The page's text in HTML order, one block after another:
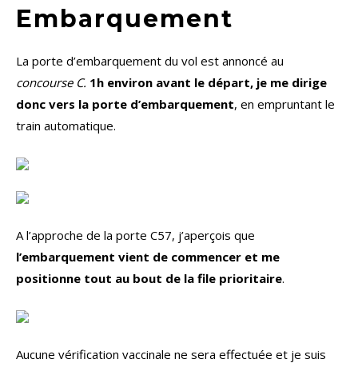
Embarquement
La porte d’embarquement du vol est annoncé au
concourse C. 1h environ avant le départ, je me dirige
donc vers la porte d’embarquement, en empruntant le
train automatique.
A l’approche de la porte C57, j’aperçois que
l’embarquement vient de commencer et me
positionne tout au bout de la file prioritaire.
Aucune vérification vaccinale ne sera effectuée et je suis